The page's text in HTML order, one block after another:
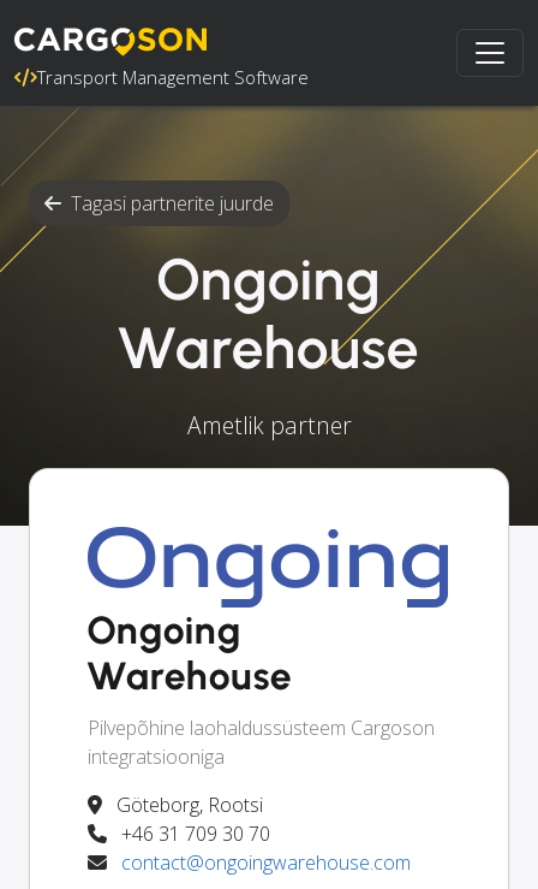
Transport Management Software
Tagasi partnerite juurde
Ongoing
Warehouse
Ametlik partner
Ongoing
Warehouse
Pilvepõhine laohaldussüsteem Cargoson
integratsiooniga
Göteborg, Rootsi
+46 31 709 30 70
contact@ongoingwarehouse.com